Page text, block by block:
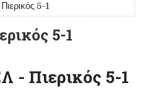
5-1
5-1
- Πιερικός 5-1